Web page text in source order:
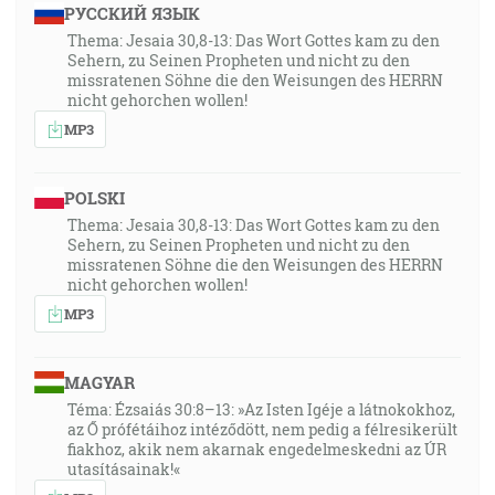
ľúbi, a podarí sa mu to, na čo ho pošlem. [Iz 55:11]
19:19
Ty že veríš, že je jeden Bôh? Dobre robíš. Aj démoni
veria a trasú sa. [Jk 2:19]
Moje ovce čujú môj hlas … [Jn 10:27]
20:44
Vedzte, že on, Hospodin, je Bôh, on nás učinil, a jeho
sme, jeho ľud a ovčie stádo jeho pastvy. [Ž 100:3]
21:59
Hlas volajúceho na púšti: Prihotovte cestu Pánovu,
čiňte priame jeho chodníky! [Mk 1:3]
22:26
РУССКИЙ ЯЗЫК
Thema: Jesaia 30,8-13: Das Wort Gottes kam zu den
Sehern, zu Seinen Propheten und nicht zu den
missratenen Söhne die den Weisungen des HERRN
nicht gehorchen wollen!
MP3
POLSKI
Thema: Jesaia 30,8-13: Das Wort Gottes kam zu den
Sehern, zu Seinen Propheten und nicht zu den
missratenen Söhne die den Weisungen des HERRN
nicht gehorchen wollen!
MP3
MAGYAR
Téma: Ézsaiás 30:8–13: »Az Isten Igéje a látnokokhoz,
az Ő prófétáihoz intéződött, nem pedig a félresikerült
fiakhoz, akik nem akarnak engedelmeskedni az ÚR
utasításainak!«